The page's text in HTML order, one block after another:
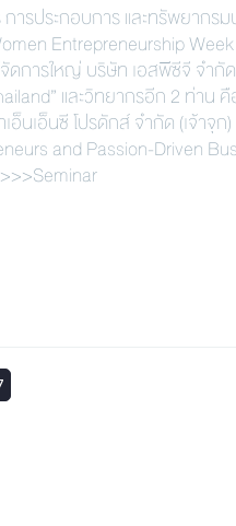
การประกอบการ และทรัพยา
Entrepreneurship
ดการใหญ่ บริษัท เอสพีซีจี จำกั
และวิทยากรอีก 2 ท่า
อ็นเอ็นซี โปรดักส์ จำกัด (เจ้
and Passion-